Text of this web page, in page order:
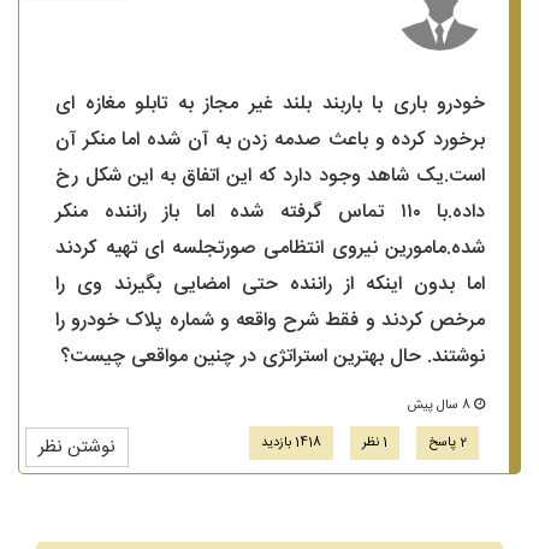
خودرو باری با باربند بلند غیر مجاز به تابلو مغازه ای
برخورد کرده و باعث صدمه زدن به آن شده اما منکر آن
است.یک شاهد وجود دارد که این اتفاق به این شکل رخ
داده.با ۱۱۰ تماس گرفته شده اما باز راننده منکر
شده.مامورین نیروی انتظامی صورتجلسه ای تهیه کردند
اما بدون اینکه از راننده حتی امضایی بگیرند وی را
مرخص کردند و فقط شرح واقعه و شماره پلاک خودرو را
نوشتند. حال بهترین استراتژی در چنین مواقعی چیست؟
2 پاسخ
1 نظر 1418 بازدید نوشتن نظر